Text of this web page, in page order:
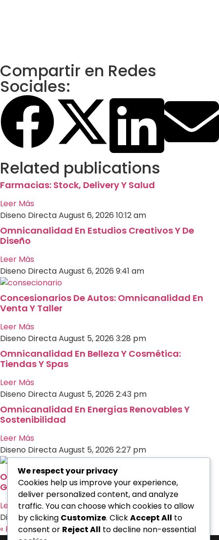
Compartir en Redes
Sociales:
Related publications
Farmacias: Stock, Delivery Y Salud
Leer Más
Diseno DirectaAugust 6, 2026 10:12 am
Omnicanalidad En Estudios Creativos Y De
Diseño
Leer Más
Diseno DirectaAugust 6, 2026 9:41 am
Concesionarios De Autos: Omnicanalidad En
Venta Y Taller
Leer Más
Diseno DirectaAugust 5, 2026 3:28 pm
Omnicanalidad En Belleza Y Cosmética:
Tiendas Y Spas
Leer Más
Diseno DirectaAugust 5, 2026 2:43 pm
Omnicanalidad En Energías Renovables Y
Sostenibilidad
Leer Más
Diseno DirectaAugust 5, 2026 2:27 pm
Omnicanalidad En Fitness: Gestión De
Gimnasios Y Membresías
Leer Más
Diseno Directa August 5, 20262:24 pm
« PrevioSiguiente »
We respect your privacy
Cookies help us improve your experience,
deliver personalized content, and analyze
traffic. You can choose which cookies to allow
by clicking Customize. ClickAccept All to
consent or Reject All to decline non-essential